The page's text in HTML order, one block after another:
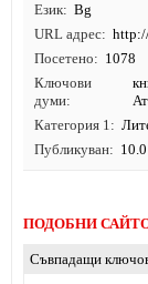
Език
Bg
URL адрес
http:/
Посетено
1078
Ключови
думи
Категория 1
Публикуван
ПОДОБНИ
Съвпадащи